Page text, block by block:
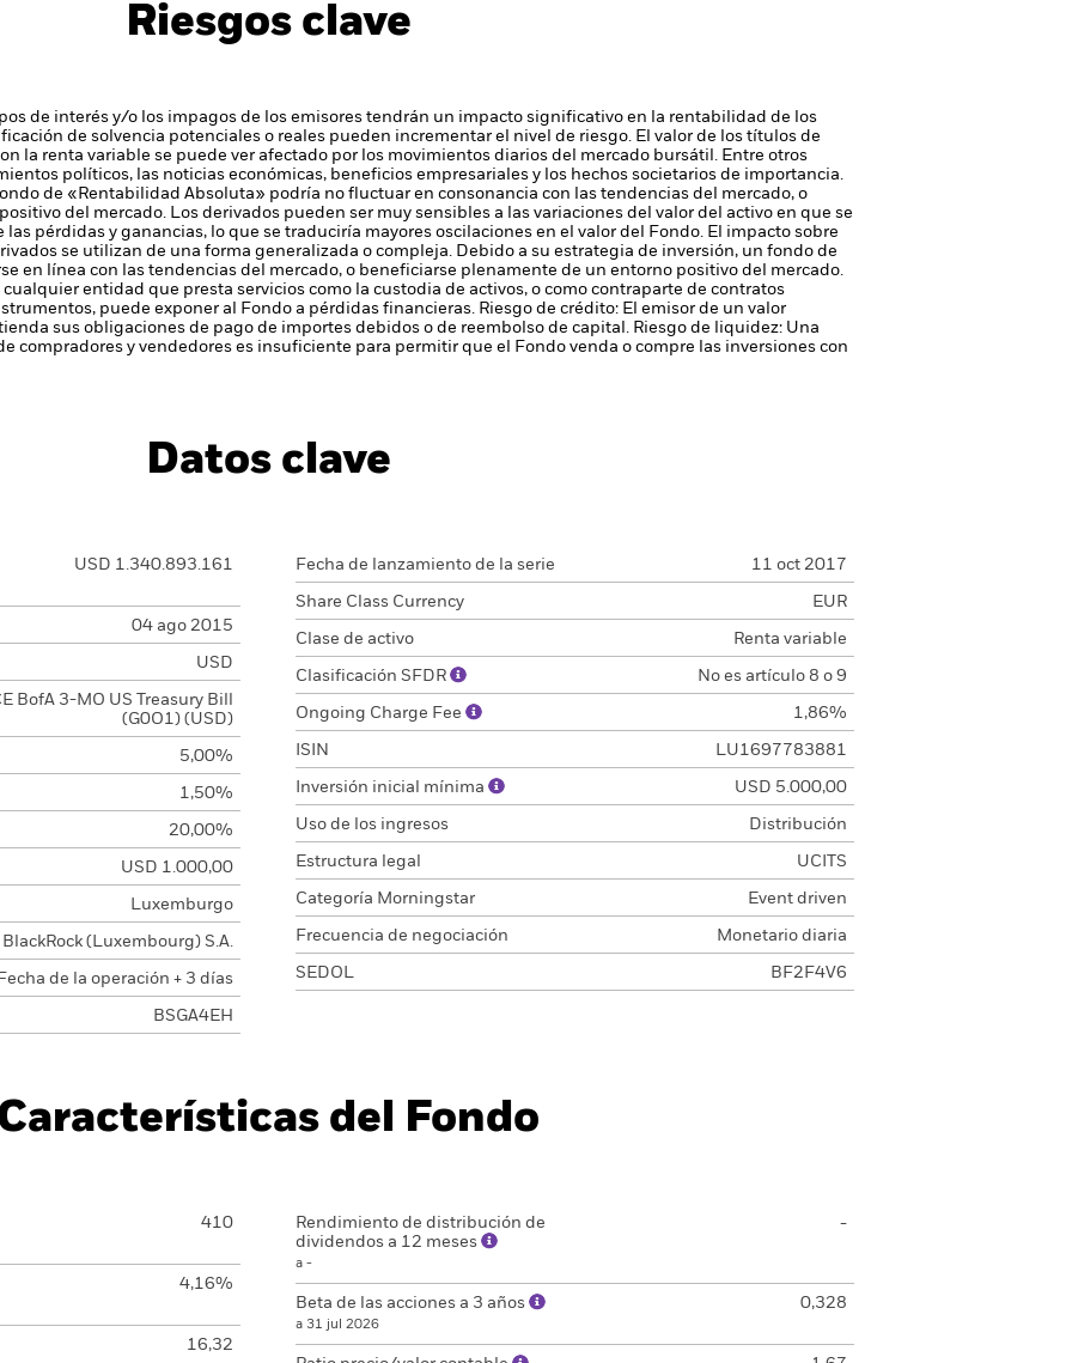
Riesgos clave
de interés y/o los impagos de los emisores tendrán un impacto significativo en la rentabilidad de los
de solvencia potenciales o reales pueden incrementar el nivel de riesgo. El valor de los títulos de
la renta variable se puede ver afectado por los movimientos diarios del mercado bursátil. Entre otros
políticos, las noticias económicas, beneficios empresariales y los hechos societarios de importancia.
de «Rentabilidad Absoluta» podría no fluctuar en consonancia con las tendencias del mercado, o
del mercado. Los derivados pueden ser muy sensibles a las variaciones del valor del activo en que se
pérdidas y ganancias, lo que se traduciría mayores oscilaciones en el valor del Fondo. El impacto sobre
se utilizan de una forma generalizada o compleja. Debido a su estrategia de inversión, un fondo de
en línea con las tendencias del mercado, o beneficiarse plenamente de un entorno positivo del mercado.
entidad que presta servicios como la custodia de activos, o como contraparte de contratos
puede exponer al Fondo a pérdidas financieras. Riesgo de crédito: El emisor de un valor
sus obligaciones de pago de importes debidos o de reembolso de capital. Riesgo de liquidez: Una
compradores y vendedores es insuficiente para permitir que el Fondo venda o compre las inversiones con
Datos clave
USD 1.340.893.161
04 ago 2015
USD
BofA 3-MO US Treasury Bill
(G0O1) (USD)
5,00%
1,50%
20,00%
USD 1.000,00
Luxemburgo
BlackRock (Luxembourg) S.A.
Fecha de la operación + 3 días
BSGA4EH
Fecha de lanzamiento de la serie 11 oct 2017
Share Class Currency EUR
Clase de activo Renta variable
Clasificación SFDR No es artículo 8 o 9
Ongoing Charge Fee 1,86%
ISIN LU1697783881
Inversión inicial mínima USD 5.000,00
Uso de los ingresos Distribución
Estructura legal UCITS
Categoría Morningstar Event driven
Frecuencia de negociación Monetario diaria
SEDOL BF2F4V6
del Fondo
410
4,16%
16,32
Rendimiento de distribución de
dividendos a 12 meses
a -
-
Beta de las acciones a 3 años
a 31 jul 2026
0,328